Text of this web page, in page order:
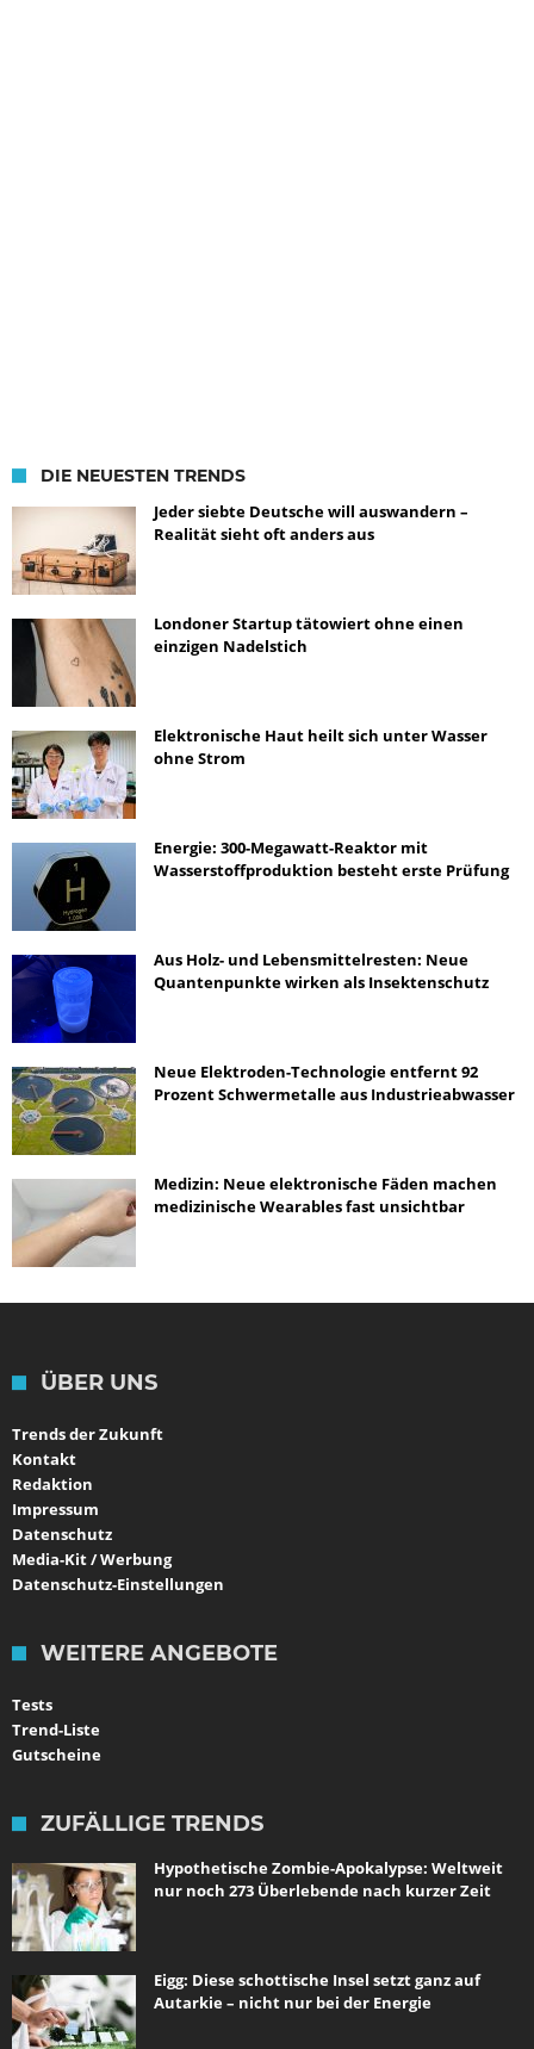
DIE NEUESTEN TRENDS
Jeder siebte Deutsche will auswandern –
Realität sieht oft anders aus
Londoner Startup tätowiert ohne einen
einzigen Nadelstich
Elektronische Haut heilt sich unter Wasser
ohne Strom
Energie: 300-Megawatt-Reaktor mit
Wasserstoffproduktion besteht erste Prüfung
Aus Holz- und Lebensmittelresten: Neue
Quantenpunkte wirken als Insektenschutz
Neue Elektroden-Technologie entfernt 92
Prozent Schwermetalle aus Industrieabwasser
Medizin: Neue elektronische Fäden machen
medizinische Wearables fast unsichtbar
ÜBER UNS
Trends der Zukunft
Kontakt
Redaktion
Impressum
Datenschutz
Media-Kit / Werbung
Datenschutz-Einstellungen
WEITERE ANGEBOTE
Tests
Trend-Liste
Gutscheine
ZUFÄLLIGE TRENDS
Hypothetische Zombie-Apokalypse: Weltweit
nur noch 273 Überlebende nach kurzer Zeit
Eigg: Diese schottische Insel setzt ganz auf
Autarkie – nicht nur bei der Energie